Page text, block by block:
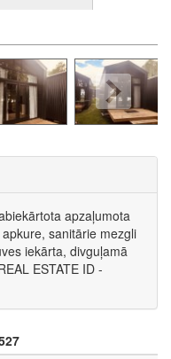
apzaļumota
sanitārie mezgli
iekārta, divguļamā
ESTATE ID -